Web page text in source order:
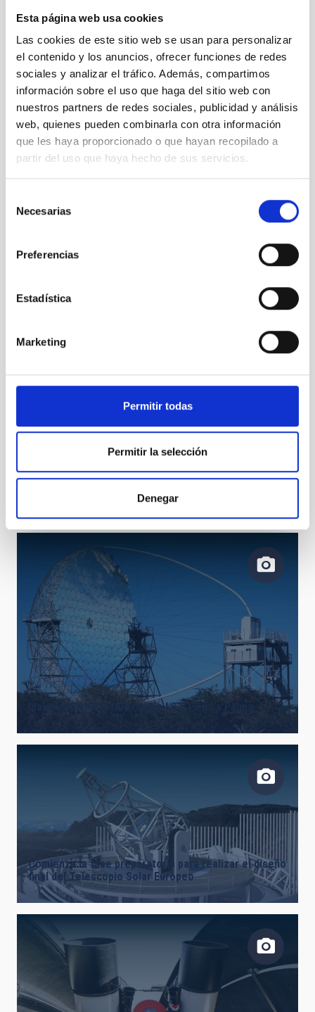
Esta página web usa cookies
Las cookies de este sitio web se usan para personalizar
el contenido y los anuncios, ofrecer funciones de redes
sociales y analizar el tráfico. Además, compartimos
información sobre el uso que haga del sitio web con
nuestros partners de redes sociales, publicidad y análisis
web, quienes pueden combinarla con otra información
que les haya proporcionado o que hayan recopilado a
partir del uso que haya hecho de sus servicios.
Necesarias
Preferencias
Estadística
Marketing
Permitir todas
Permitir la selección
Denegar
Comienza la fase preparatoria para realizar el diseño
final del Telescopio Solar Europeo
detalle sin precedentes
Fuerteventura se vuelca con “Descubre el Universo”
Inauguración del telescopio LST-1 en La Palma
Comienza la fase preparatoria para realizar el diseño
final del Telescopio Solar Europeo